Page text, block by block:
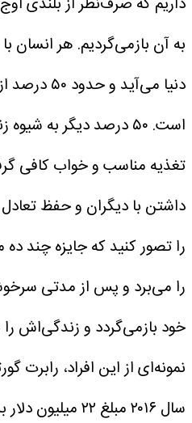
به آن بازمی‌گردیم. هر انسان
دنیا می‌آید
است. ۵۰ درصد دیگر به
تغذیه مناسب و خواب کافی
داشتن با دیگران و حفظ
را تصور کنید که جایزه چند
را می‌برد و پس از مدتی
خود بازمی‌گردد و زندگی‌اش
نمونه‌ای از این افراد، رابرت
سال ۲۰۱۶ مبلغ